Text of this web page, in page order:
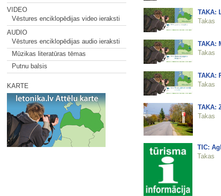
VIDEO
Vēstures enciklopēdijas video ieraksti
AUDIO
Vēstures enciklopēdijas audio ieraksti
Mūzikas literatūras tēmas
Putnu balsis
KARTE
TAKA:
Takas
TAKA:
Takas
TAKA:
Takas
TAKA:
Takas
TIC:
Takas